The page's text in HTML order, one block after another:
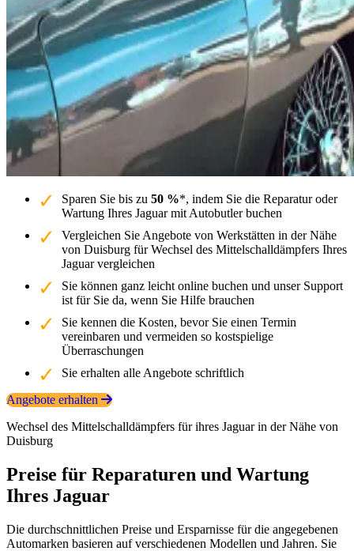
Sparen Sie bis zu 50 %*, indem Sie die Reparatur oder
Wartung Ihres Jaguar mit Autobutler buchen
Vergleichen Sie Angebote von Werkstätten in der Nähe
von Duisburg für Wechsel des Mittelschalldämpfers Ihres
Jaguar vergleichen
Sie können ganz leicht online buchen und unser Support
ist für Sie da, wenn Sie Hilfe brauchen
Sie kennen die Kosten, bevor Sie einen Termin
vereinbaren und vermeiden so kostspielige
Überraschungen
Sie erhalten alle Angebote schriftlich
Angebote erhalten
Wechsel des Mittelschalldämpfers für ihres Jaguar in der Nähe von
Duisburg
Preise für Reparaturen und Wartung
Ihres Jaguar
Die durchschnittlichen Preise und Ersparnisse für die angegebenen
Automarken basieren auf verschiedenen Modellen und Jahren. Sie